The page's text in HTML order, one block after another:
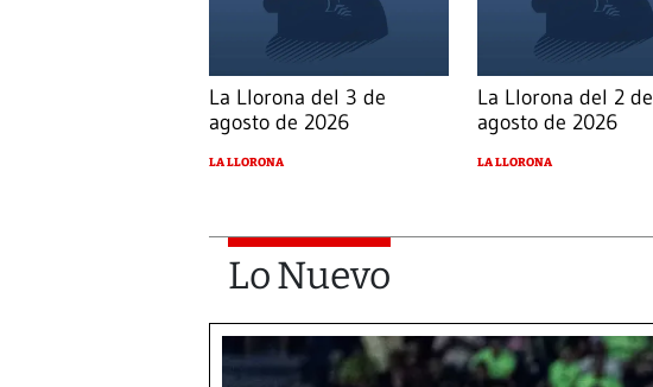
La Llorona del 3 de
agosto de 2026
LA LLORONA
La Llorona del 2 de
agosto de 2026
LA LLORONA
Lo Nuevo